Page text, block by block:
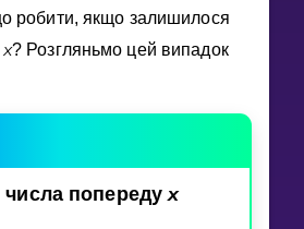
робити, якщо залишилося
x? Розгляньмо цей випадок
числа попереду x